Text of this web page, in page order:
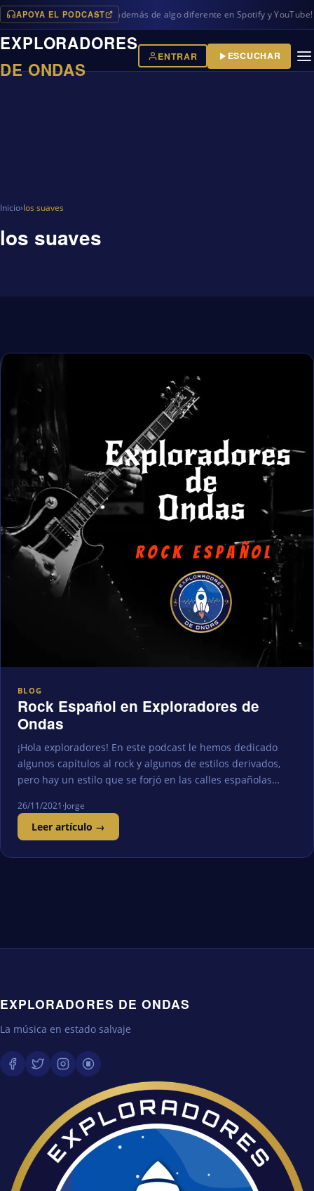
APOYA EL PODCAST
programas en iVoox, además de algo diferente en Spotify y YouTube!
EXPLORADORES
DE ONDAS
ENTRAR ESCUCHAR
Inicio›los suaves
los suaves
BLOG
Rock Español en Exploradores de
Ondas
¡Hola exploradores! En este podcast le hemos dedicado
algunos capítulos al rock y algunos de estilos derivados,
pero hay un estilo que se forjó en las calles españolas…
26/11/2021·Jorge
Leer artículo →
EXPLORADORES DE ONDAS
La música en estado salvaje